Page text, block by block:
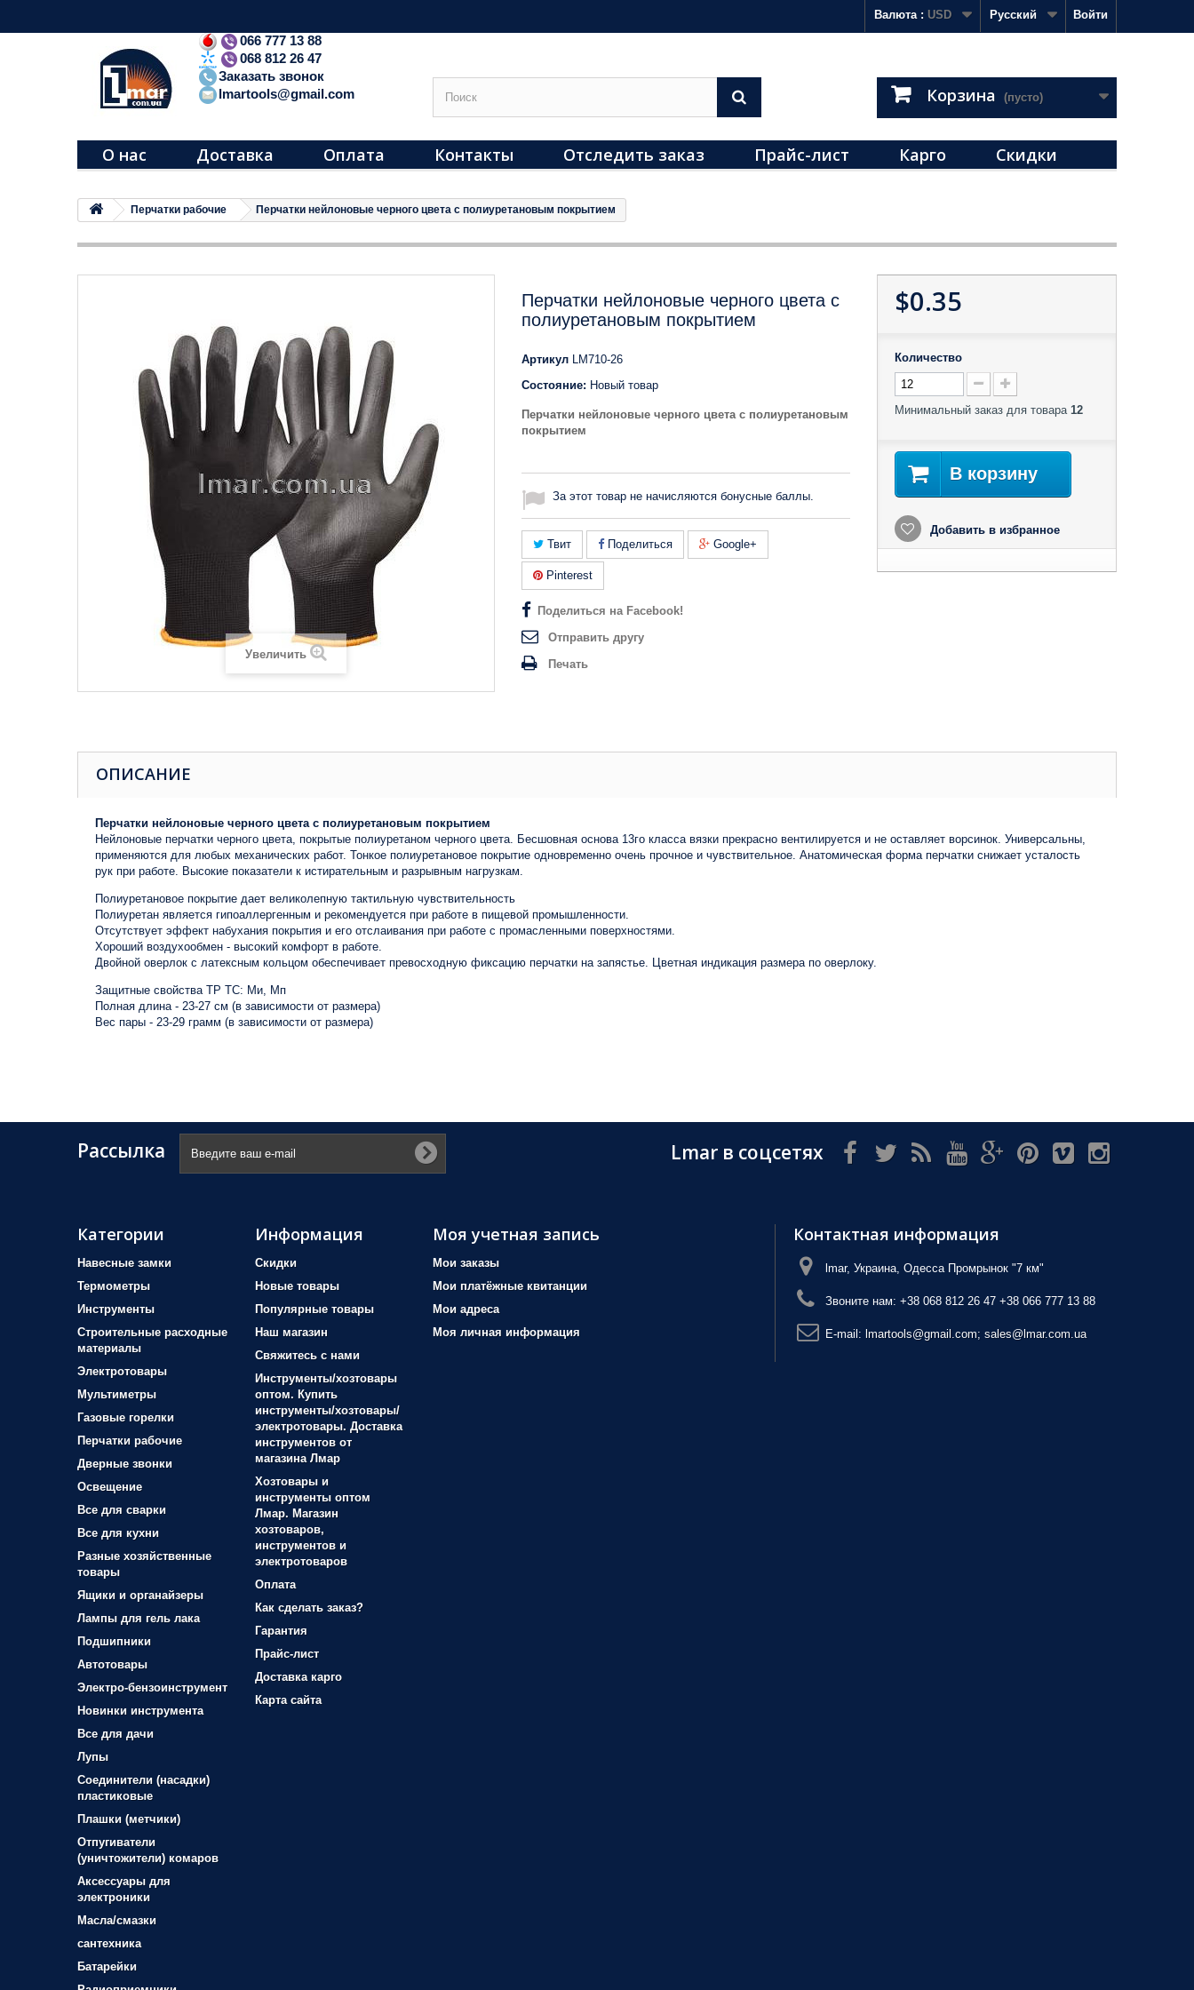
Войти
Русский
Валюта : USD
066 777 13 88
068 812 26 47
Заказать звонок
lmartools@gmail.com
Корзина (пусто)
О нас Доставка Оплата Контакты Отследить заказ Прайс-лист Карго Скидки
Перчатки рабочие Перчатки нейлоновые черного цвета с полиуретановым покрытием
Увеличить
Перчатки нейлоновые черного цвета с
полиуретановым покрытием
Артикул LM710-26
Состояние: Новый товар
Перчатки нейлоновые черного цвета с полиуретановым
покрытием
За этот товар не начисляются бонусные баллы.
Твит Поделиться Google+
Pinterest
Поделиться на Facebook!
Отправить другу
Печать
$0.35
Количество
Минимальный заказ для товара 12
В корзину
Добавить в избранное
ОПИСАНИЕ
Перчатки нейлоновые черного цвета с полиуретановым покрытием
Нейлоновые перчатки черного цвета, покрытые полиуретаном черного цвета. Бесшовная основа 13го класса вязки прекрасно вентилируется и не оставляет ворсинок. Универсальны,
применяются для любых механических работ. Тонкое полиуретановое покрытие одновременно очень прочное и чувствительное. Анатомическая форма перчатки снижает усталость
рук при работе. Высокие показатели к истирательным и разрывным нагрузкам.
Полиуретановое покрытие дает великолепную тактильную чувствительность
Полиуретан является гипоаллергенным и рекомендуется при работе в пищевой промышленности.
Отсутствует эффект набухания покрытия и его отслаивания при работе с промасленными поверхностями.
Хороший воздухообмен - высокий комфорт в работе.
Двойной оверлок с латексным кольцом обеспечивает превосходную фиксацию перчатки на запястье. Цветная индикация размера по оверлоку.
Защитные свойства ТР ТС: Ми, Мп
Полная длина - 23-27 см (в зависимости от размера)
Вес пары - 23-29 грамм (в зависимости от размера)
Рассылка Lmar в соцсетях
Категории
Навесные замки
Термометры
Инструменты
Строительные расходные
материалы
Электротовары
Мультиметры
Газовые горелки
Перчатки рабочие
Дверные звонки
Освещение
Все для сварки
Все для кухни
Разные хозяйственные
товары
Ящики и органайзеры
Лампы для гель лака
Подшипники
Автотовары
Электро-бензоинструмент
Новинки инструмента
Все для дачи
Лупы
Соединители (насадки)
пластиковые
Плашки (метчики)
Отпугиватели
(уничтожители) комаров
Аксессуары для
электроники
Масла/смазки
сантехника
Батарейки
Информация
Скидки
Новые товары
Популярные товары
Наш магазин
Свяжитесь с нами
Инструменты/хозтовары
оптом. Купить
инструменты/хозтовары/
электротовары. Доставка
инструментов от
магазина Лмар
Хозтовары и
инструменты оптом
Лмар. Магазин
хозтоваров,
инструментов и
электротоваров
Оплата
Как сделать заказ?
Гарантия
Прайс-лист
Доставка карго
Карта сайта
Моя учетная запись
Мои заказы
Мои платёжные квитанции
Мои адреса
Моя личная информация
Контактная информация
lmar, Украина, Одесса Промрынок "7 км"
Звоните нам: +38 068 812 26 47 +38 066 777 13 88
E-mail: lmartools@gmail.com; sales@lmar.com.ua